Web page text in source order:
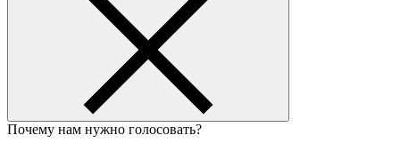
Почему нам нужно голосовать?